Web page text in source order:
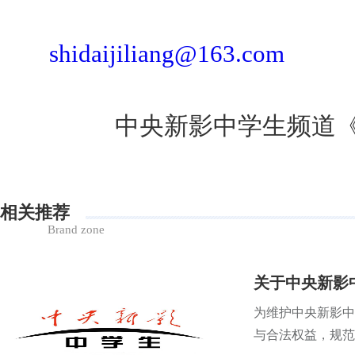
shidaijiliang@163.com
中央新影中学生频道《
相关推荐
Brand zone
关于中央新影
为维护中央新影
与合法权益，规